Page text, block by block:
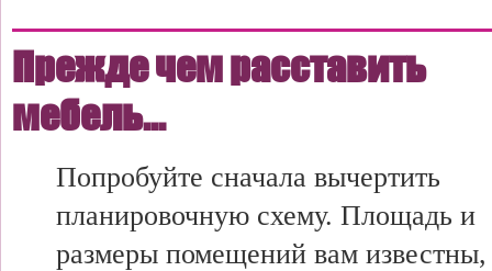
Прежде чем расставить
мебель...
Попробуйте сначала вычертить
планировочную схему. Площадь и
размеры помещений вам